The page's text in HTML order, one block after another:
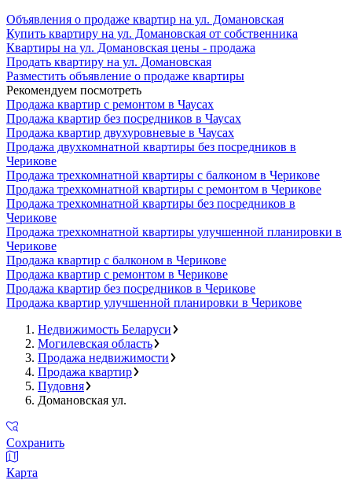
Объявления о продаже квартир на ул. Домановская
Купить квартиру на ул. Домановская от собственника
Квартиры на ул. Домановская цены - продажа
Продать квартиру на ул. Домановская
Разместить объявление о продаже квартиры
Рекомендуем посмотреть
Продажа квартир с ремонтом в Чаусах
Продажа квартир без посредников в Чаусах
Продажа квартир двухуровневые в Чаусах
Продажа двухкомнатной квартиры без посредников в
Черикове
Продажа трехкомнатной квартиры с балконом в Черикове
Продажа трехкомнатной квартиры с ремонтом в Черикове
Продажа трехкомнатной квартиры без посредников в
Черикове
Продажа трехкомнатной квартиры улучшенной планировки в
Черикове
Продажа квартир с балконом в Черикове
Продажа квартир с ремонтом в Черикове
Продажа квартир без посредников в Черикове
Продажа квартир улучшенной планировки в Черикове
Недвижимость Беларуси
Могилевская область
Продажа недвижимости
Продажа квартир
Пудовня
Домановская ул.
Сохранить
Карта